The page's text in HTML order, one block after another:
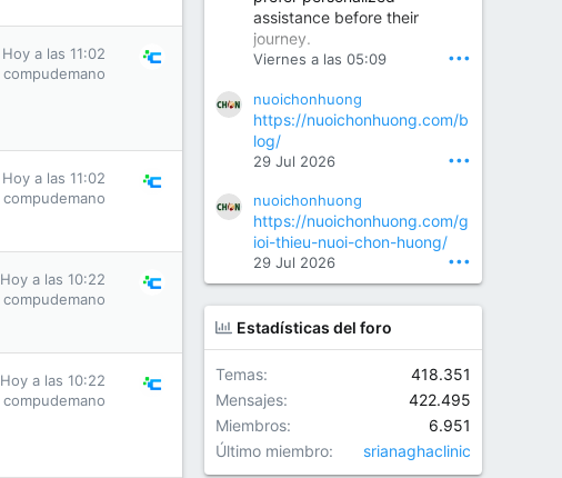
Hoy a las 11:02
compudemano
Hoy a las 11:02
compudemano
Hoy a las 10:22
compudemano
Hoy a las 10:22
compudemano
Orthopedic Surgeon in Kondapur | Best Orthopedic Doctor in Kondapur | Dr. M. Ranganath Reddy
Consult Dr. M. Ranganath
Reddy, the best...
www.drranganathreddy.co
m
assistance before their
journey.
Viernes a las 05:09 •••
nuoichonhuong
https://nuoichonhuong.com/b
log/
29 Jul 2026 •••
nuoichonhuong
https://nuoichonhuong.com/g
ioi-thieu-nuoi-chon-huong/
29 Jul 2026 •••
Estadísticas del foro
Temas
418.351
Mensajes
422.495
Miembros
6.951
Último miembro
srianaghaclinic